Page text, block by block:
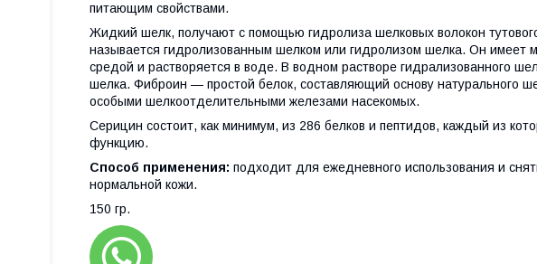
питающим свойствами.
Жидкий шелк, получают с помощью гидролиза шелковых волокон
называется гидролизованным шелком или гидролизом шелка. Он имеет
средой и растворяется в воде. В водном растворе гидрализованного
шелка. Фиброин — простой белок, составляющий основу натурального
особыми шелкоотделительными железами насекомых.
Серицин состоит, как минимум, из 286 белков и пептидов, каждый из
функцию.
Способ применения: подходит для ежедневного использования и
нормальной кожи.
150 гр.